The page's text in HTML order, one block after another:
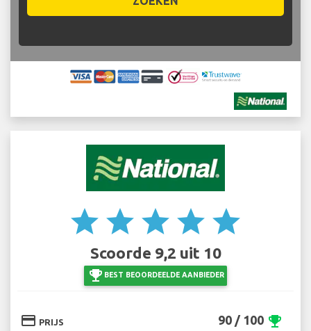
star star star star star
Scoorde 9,2 uit 10
emoji_events BEST BEOORDEELDE AANBIEDER
credit_card PRIJS 90 / 100 emoji_events